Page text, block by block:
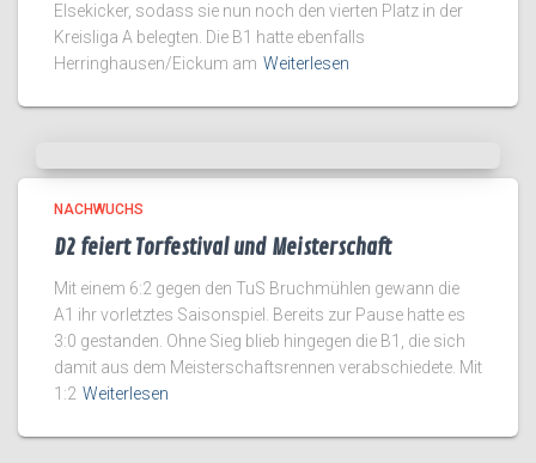
Elsekicker, sodass sie nun noch den vierten Platz in der
Kreisliga A belegten. Die B1 hatte ebenfalls
Herringhausen/Eickum am Weiterlesen
NACHWUCHS
D2 feiert Torfestival und Meisterschaft
Mit einem 6:2 gegen den TuS Bruchmühlen gewann die
A1 ihr vorletztes Saisonspiel. Bereits zur Pause hatte es
3:0 gestanden. Ohne Sieg blieb hingegen die B1, die sich
damit aus dem Meisterschaftsrennen verabschiedete. Mit
1:2 Weiterlesen